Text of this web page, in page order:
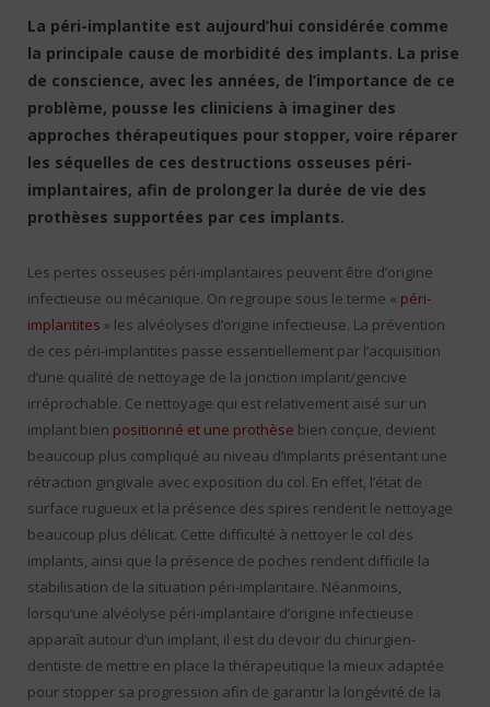
La péri-implantite est aujourd’hui considérée comme
la principale cause de morbidité des implants. La prise
de conscience, avec les années, de l’importance de ce
problème, pousse les cliniciens à imaginer des
approches thérapeutiques pour stopper, voire réparer
les séquelles de ces destructions osseuses péri-
implantaires, afin de prolonger la durée de vie des
prothèses supportées par ces implants.
Les pertes osseuses péri-implantaires peuvent être d’origine
infectieuse ou mécanique. On regroupe sous le terme « péri-
implantites » les alvéolyses d’origine infectieuse. La prévention
de ces péri-implantites passe essentiellement par l’acquisition
d’une qualité de nettoyage de la jonction implant/gencive
irréprochable. Ce nettoyage qui est relativement aisé sur un
implant bien positionné et une prothèse bien conçue, devient
beaucoup plus compliqué au niveau d’implants présentant une
rétraction gingivale avec exposition du col. En effet, l’état de
surface rugueux et la présence des spires rendent le nettoyage
beaucoup plus délicat. Cette difficulté à nettoyer le col des
implants, ainsi que la présence de poches rendent difficile la
stabilisation de la situation péri-implantaire. Néanmoins,
lorsqu’une alvéolyse péri-implantaire d’origine infectieuse
apparaît autour d’un implant, il est du devoir du chirurgien-
dentiste de mettre en place la thérapeutique la mieux adaptée
pour stopper sa progression afin de garantir la longévité de la